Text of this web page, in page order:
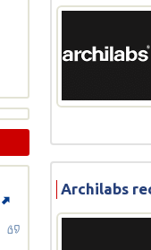
Archilabs